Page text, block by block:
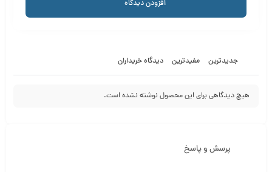
جدیدترین مفیدترین دیدگاه خریداران
هیچ دیدگاهی برای این محصول نوشته نشده است.
افزودن دیدگاه
پرسش و پاسخ